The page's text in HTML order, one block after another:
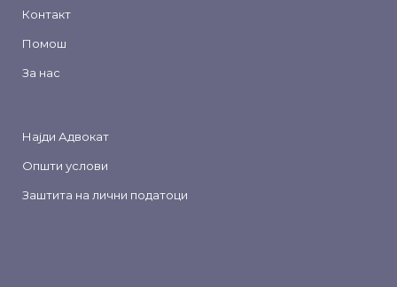
Контакт
Помош
За нас
Најди Адвокат
Општи услови
Заштита на лични податоци